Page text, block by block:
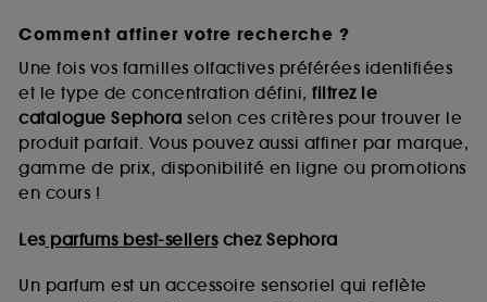
Comment affiner votre recherche ?
Une fois vos familles olfactives préférées identifiées
et le type de concentration défini, filtrez le
catalogue Sephora selon ces critères pour trouver le
produit parfait. Vous pouvez aussi affiner par marque,
gamme de prix, disponibilité en ligne ou promotions
en cours !
Lesparfums best-sellerschez Sephora
Un parfum est un accessoire sensoriel qui reflète